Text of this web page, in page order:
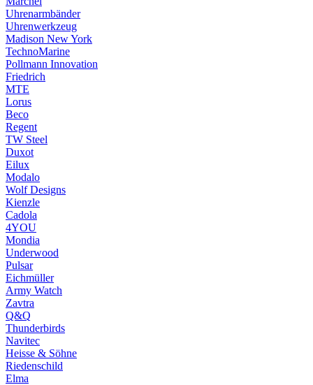
Uhrenarmbänder
Uhrenwerkzeug
Madison New York
TechnoMarine
Pollmann Innovation
Friedrich
MTE
Lorus
Beco
Regent
TW Steel
Duxot
Eilux
Modalo
Wolf Designs
Kienzle
Cadola
4YOU
Mondia
Underwood
Pulsar
Eichmüller
Army Watch
Zavtra
Q&Q
Thunderbirds
Navitec
Heisse & Söhne
Riedenschild
Elma